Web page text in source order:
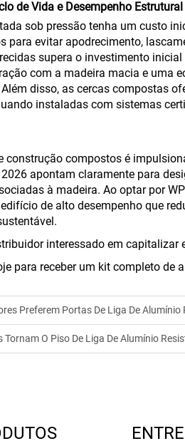
de Vida e Desempenho Estrutural
sob pressão tenha um custo
para evitar apodrecimento,
supera o investimento
com a madeira macia e uma
disso, as cercas compostas
instaladas com sistemas
construção compostos é
apontam claramente para
à madeira. Ao optar por
de alto desempenho que
interessado em capitalizar
para receber um kit completo de
Preferem Portas De Liga De
O Piso De Liga De Alumínio